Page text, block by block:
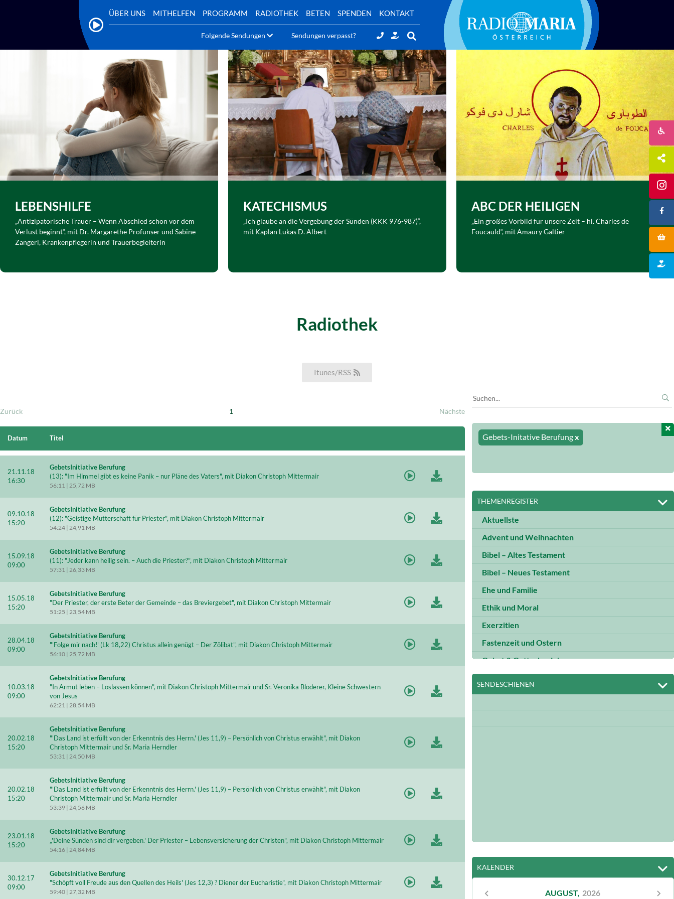
ÜBER UNS MITHELFEN PROGRAMM RADIOTHEK BETEN SPENDEN KONTAKT
Folgende Sendungen Sendungen verpasst?
LEBENSHILFE
„Antizipatorische Trauer – Wenn Abschied schon vor dem
Verlust beginnt“, mit Dr. Margarethe Profunser und Sabine
Zangerl, Krankenpflegerin und Trauerbegleiterin
KATECHISMUS
„Ich glaube an die Vergebung der Sünden (KKK 976-987)“,
mit Kaplan Lukas D. Albert
ABC DER HEILIGEN
„Ein großes Vorbild für unsere Zeit – hl. Charles de
Foucauld“, mit Amaury Galtier
Radiothek
Itunes/RSS
Zurück 1 Nächste
Datum Titel
21.11.18
16:30
GebetsInitiative Berufung
(13): "Im Himmel gibt es keine Panik – nur Pläne des Vaters", mit Diakon Christoph Mittermair
56:11 | 25,72 MB
09.10.18
15:20
GebetsInitiative Berufung
(12): "Geistige Mutterschaft für Priester", mit Diakon Christoph Mittermair
54:24 | 24,91 MB
15.09.18
09:00
GebetsInitiative Berufung
(11): "Jeder kann heilig sein. – Auch die Priester?", mit Diakon Christoph Mittermair
57:31 | 26,33 MB
15.05.18
15:20
GebetsInitiative Berufung
"Der Priester, der erste Beter der Gemeinde – das Breviergebet", mit Diakon Christoph Mittermair
51:25 | 23,54 MB
28.04.18
09:00
GebetsInitiative Berufung
"'Folge mir nach!' (Lk 18,22) Christus allein genügt – Der Zölibat", mit Diakon Christoph Mittermair
56:10 | 25,72 MB
10.03.18
09:00
GebetsInitiative Berufung
"In Armut leben – Loslassen können", mit Diakon Christoph Mittermair und Sr. Veronika Bloderer, Kleine Schwestern
von Jesus
62:21 | 28,54 MB
20.02.18
15:20
GebetsInitiative Berufung
"'Das Land ist erfüllt von der Erkenntnis des Herrn.' (Jes 11,9) – Persönlich von Christus erwählt", mit Diakon
Christoph Mittermair und Sr. Maria Herndler
53:31 | 24,50 MB
20.02.18
15:20
GebetsInitiative Berufung
"'Das Land ist erfüllt von der Erkenntnis des Herrn.' (Jes 11,9) – Persönlich von Christus erwählt", mit Diakon
Christoph Mittermair und Sr. Maria Herndler
53:39 | 24,56 MB
23.01.18
15:20
GebetsInitiative Berufung
„'Deine Sünden sind dir vergeben.' Der Priester – Lebensversicherung der Christen", mit Diakon Christoph Mittermair
54:16 | 24,84 MB
30.12.17
09:00
GebetsInitiative Berufung
"Schöpft voll Freude aus den Quellen des Heils' (Jes 12,3) ? Diener der Eucharistie", mit Diakon Christoph Mittermair
59:40 | 27,32 MB
Gebets-Initative Berufungx
THEMENREGISTER
Aktuellste
Advent und Weihnachten
Bibel – Altes Testament
Bibel – Neues Testament
Ehe und Familie
Ethik und Moral
Exerzitien
Fastenzeit und Ostern
Gebet & Gottesbeziehung
Judentum
Kirchengeschichte
Ökumene
Ostkirche
SENDESCHIENEN
KALENDER
AUGUST, 2026